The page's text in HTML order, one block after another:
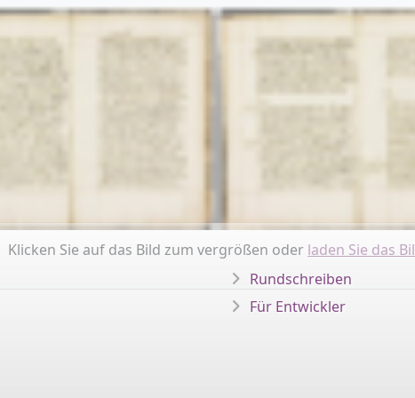
Klicken Sie auf das Bild zum vergrößen oder laden Sie das
Rundschreiben
Für Entwickler